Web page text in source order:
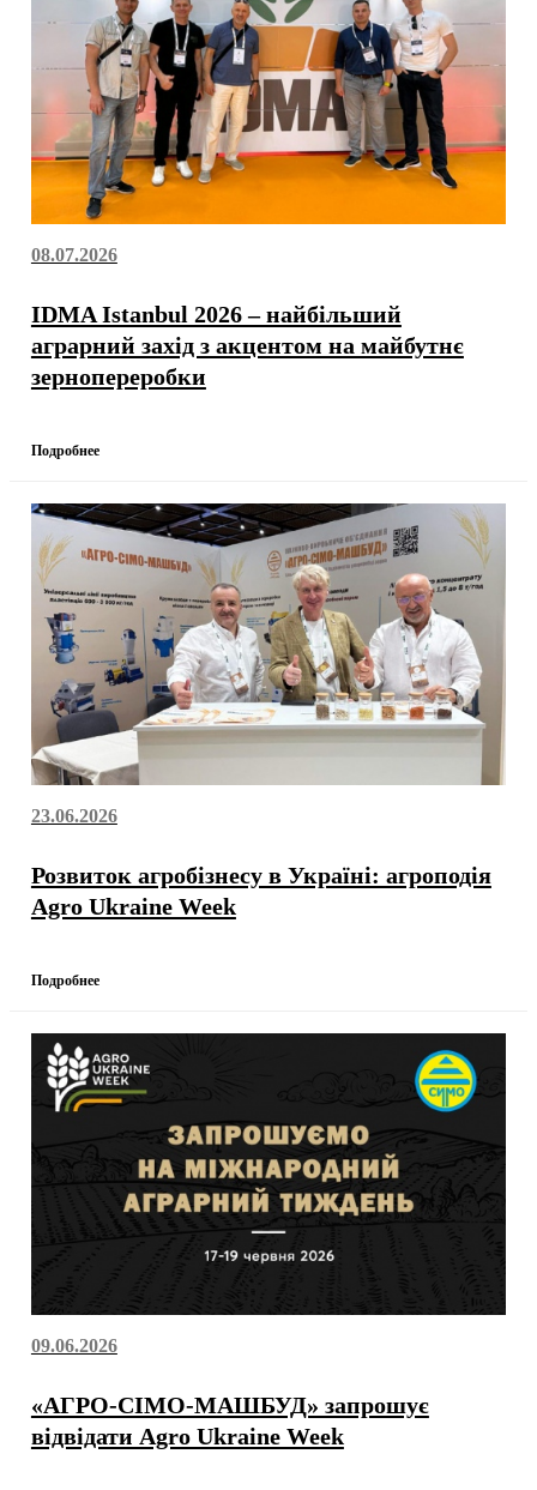
08.07.2026
IDMA Istanbul 2026 – найбільший
аграрний захід з акцентом на майбутнє
зернопереробки
Подробнее
23.06.2026
Розвиток агробізнесу в Україні: агроподія
Agro Ukraine Week
Подробнее
09.06.2026
«АГРО-СІМО-МАШБУД» запрошує
відвідати Agro Ukraine Week